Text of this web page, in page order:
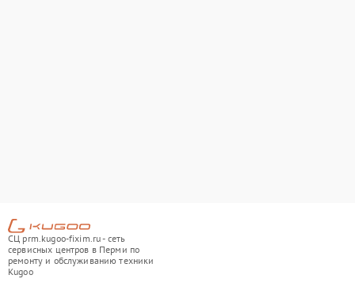
СЦ prm.kugoo-fixim.ru - сеть
сервисных центров в Перми по
ремонту и обслуживанию техники
Kugoo